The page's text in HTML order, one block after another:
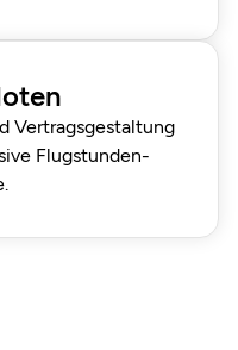
Vertragsgestaltung
Flugstunden-